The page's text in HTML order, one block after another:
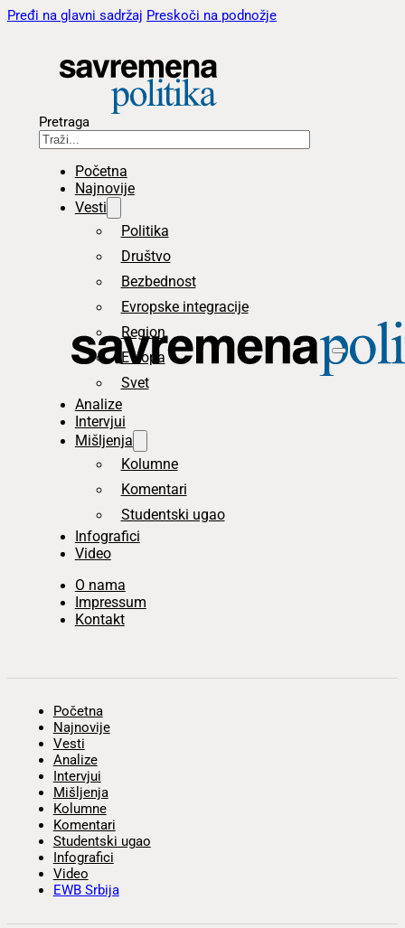
Pređi na glavni sadržaj Preskoči na podnožje
Pretraga
Početna
Najnovije
Vesti
Politika
Društvo
Bezbednost
Evropske integracije
Region
Evropa
Svet
Analize
Intervjui
Mišljenja
Kolumne
Komentari
Studentski ugao
Infografici
Video
O nama
Impressum
Kontakt
Početna
Najnovije
Vesti
Analize
Intervjui
Mišljenja
Kolumne
Komentari
Studentski ugao
Infografici
Video
EWB Srbija